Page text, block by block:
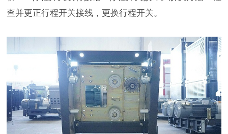
查并更正行程开关接线，更换行程开关。